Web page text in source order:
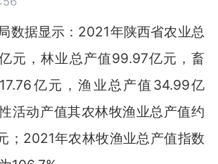
数据显示：2021年陕西省农业总
元，林业总产值99.97亿元，畜
亿元，渔业总产值34.99亿
活动产值其农林牧渔业总产值约
；2021年农林牧渔业总产值指数